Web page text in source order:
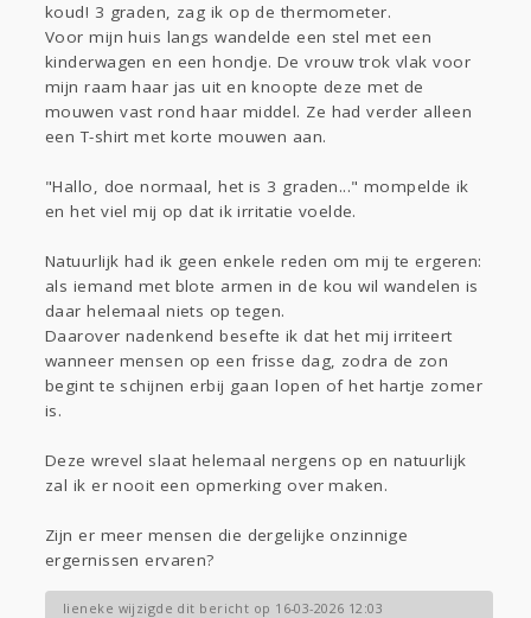
koud! 3 graden, zag ik op de thermometer.
Voor mijn huis langs wandelde een stel met een
kinderwagen en een hondje. De vrouw trok vlak voor
mijn raam haar jas uit en knoopte deze met de
mouwen vast rond haar middel. Ze had verder alleen
een T-shirt met korte mouwen aan.
"Hallo, doe normaal, het is 3 graden..." mompelde ik
en het viel mij op dat ik irritatie voelde.
Natuurlijk had ik geen enkele reden om mij te ergeren:
als iemand met blote armen in de kou wil wandelen is
daar helemaal niets op tegen.
Daarover nadenkend besefte ik dat het mij irriteert
wanneer mensen op een frisse dag, zodra de zon
begint te schijnen erbij gaan lopen of het hartje zomer
is.
Deze wrevel slaat helemaal nergens op en natuurlijk
zal ik er nooit een opmerking over maken.
Zijn er meer mensen die dergelijke onzinnige
ergernissen ervaren?
lieneke wijzigde dit bericht op 16-03-2026 12:03